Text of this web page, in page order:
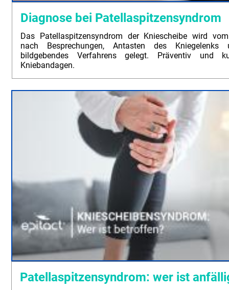
Diagnose bei Patellaspitzensyndrom
Das Patellaspitzensyndrom der Kniescheibe wird
nach Besprechungen, Antasten des Kniegelenks
bildgebendes Verfahrens gelegt. Präventiv und
Kniebandagen.
Patellaspitzensyndrom: wer ist